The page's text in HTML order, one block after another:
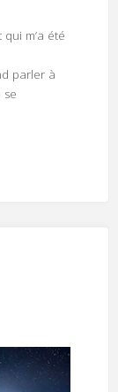
m’a été
parler à
se